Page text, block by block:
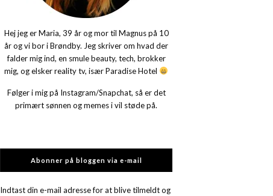
Hej jeg er Maria, 39 år og mor til Magnus på 10
år og vi bor i Brøndby. Jeg skriver om hvad der
falder mig ind, en smule beauty, tech, brokker
mig, og elsker reality tv, især Paradise Hotel
Følger i mig på Instagram/Snapchat, så er det
primært sønnen og memes i vil støde på.
Abonner på bloggen via e-mail
Indtast din e-mail adresse for at blive tilmeldt og